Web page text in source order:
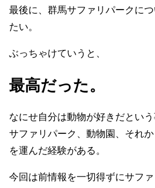
最後に、群馬サファリパークに
たい。
ぶっちゃけていうと、
最高だった。
なにせ自分は動物が好きだとい
サファリパーク、動物園、それ
を運んだ経験がある。
今回は前情報を一切得ずにサフ